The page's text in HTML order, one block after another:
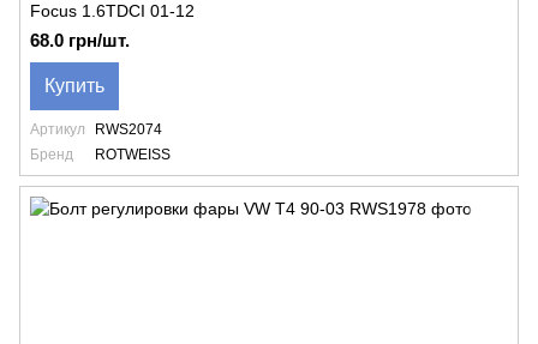
Focus 1.6TDCI 01-12
68.0 грн/шт.
Купить
Артикул
RWS2074
Бренд
ROTWEISS